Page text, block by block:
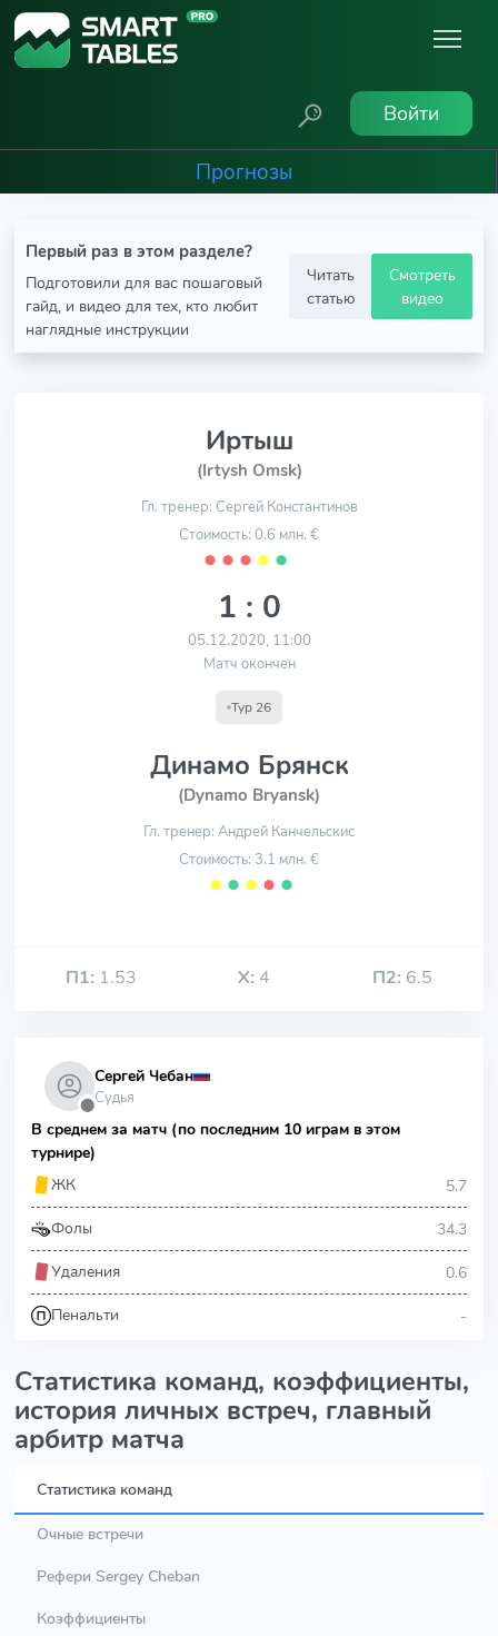
Войти
Прогнозы
Первый раз в этом разделе?
Подготовили для вас пошаговый
гайд, и видео для тех, кто любит
наглядные инструкции
Читать
статью
Смотреть
видео
Иртыш
(Irtysh Omsk)
Гл. тренер: Сергей Константинов
Стоимость: 0.6 млн. €
⬤ ⬤ ⬤ ⬤ ⬤
1 : 0
05.12.2020, 11:00
Матч окончен
Тур 26
Динамо Брянск
(Dynamo Bryansk)
Гл. тренер: Андрей Канчельскис
Стоимость: 3.1 млн. €
⬤ ⬤ ⬤ ⬤ ⬤
П1: 1.53 Х: 4 П2: 6.5
⬤
Сергей Чебан
Судья
В среднем за матч (по последним 10 играм в этом
турнире)
ЖК
5.7
Фолы 34.3
Удаления 0.6
Пенальти -
Статистика команд, коэффициенты,
история личных встреч, главный
арбитр матча
Статистика команд
Очные встречи
Рефери Sergey Cheban
Коэффициенты